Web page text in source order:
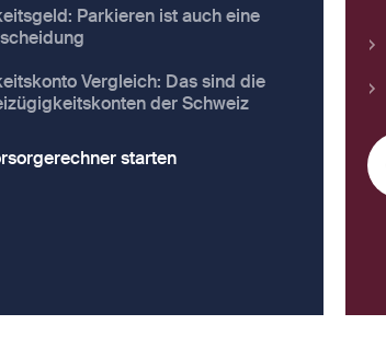
Parkieren ist auch eine
Vergleich: Das sind die
der Schweiz
starten